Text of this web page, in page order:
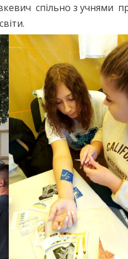
спільно з учнями